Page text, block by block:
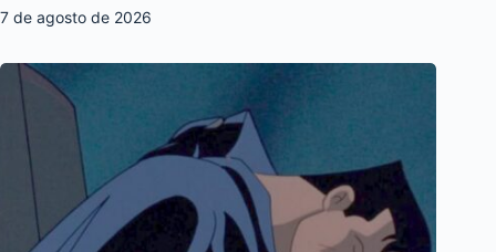
7 de agosto de 2026